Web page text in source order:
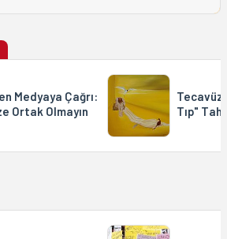
Medyaya Çağrı:
Ortak Olmayın
Tecavüz
Tıp"